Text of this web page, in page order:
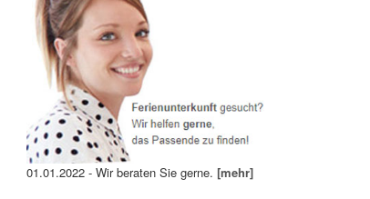
01.01.2022 - Wir beraten Sie gerne. [mehr]